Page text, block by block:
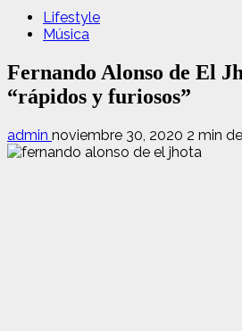
Lifestyle
Música
Fernando Alonso de El
“rápidos y furiosos”
admin noviembre 30, 2020 2 min